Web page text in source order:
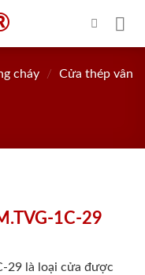
cháy /
Cửa thép vân
1C-29
29 là loại cửa được